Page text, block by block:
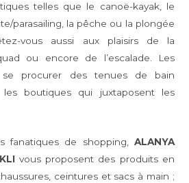
telles que le canoë-kayak, le
parasailing, la pêche ou la plongée
vous aussi aux plaisirs de la
ou encore de l’escalade. Les
procurer des tenues de bain
les boutiques qui juxtaposent les
fanatiques de shopping, ALANYA
vous proposent des produits en
ceintures et sacs à main ;